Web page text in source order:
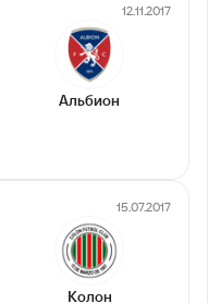
12.11.2017
Альбион
15.07.2017
Колон